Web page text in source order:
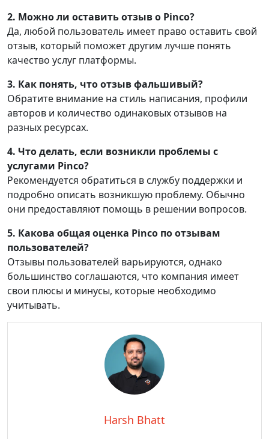
2. Можно ли оставить отзыв о Pinco?
Да, любой пользователь имеет право оставить свой
отзыв, который поможет другим лучше понять
качество услуг платформы.
3. Как понять, что отзыв фальшивый?
Обратите внимание на стиль написания, профили
авторов и количество одинаковых отзывов на
разных ресурсах.
4. Что делать, если возникли проблемы с
услугами Pinco?
Рекомендуется обратиться в службу поддержки и
подробно описать возникшую проблему. Обычно
они предоставляют помощь в решении вопросов.
5. Какова общая оценка Pinco по отзывам
пользователей?
Отзывы пользователей варьируются, однако
большинство соглашаются, что компания имеет
свои плюсы и минусы, которые необходимо
учитывать.
Harsh Bhatt